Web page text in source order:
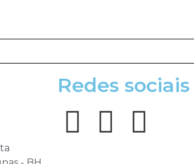
Redes sociais